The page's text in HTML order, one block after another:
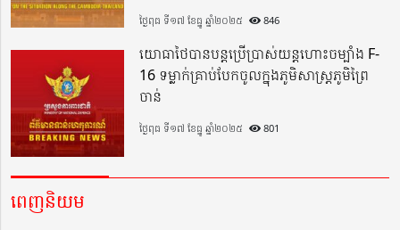
ថ្ងៃពុធ ទី១៧ ខែធ្នូ ឆ្នាំ២០២៥ 846
យោធាថៃបានបន្តប្រើប្រាស់យន្តហោះចម្បាំង F-
16 ទម្លាក់គ្រាប់បែកចូលក្នុងភូមិសាស្ត្រភូមិព្រៃ
ចាន់
ថ្ងៃពុធ ទី១៧ ខែធ្នូ ឆ្នាំ២០២៥ 801
ពេញនិយម